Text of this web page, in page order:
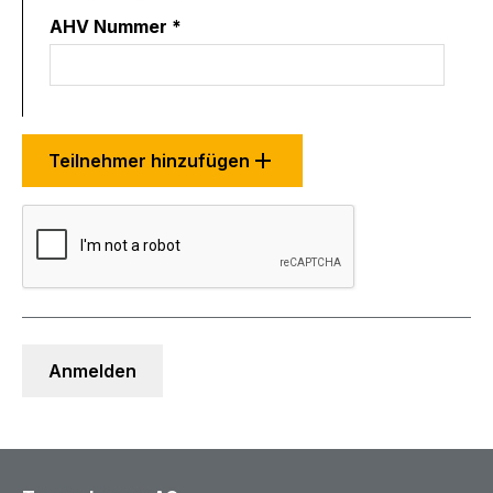
AHV Nummer *
Teilnehmer hinzufügen